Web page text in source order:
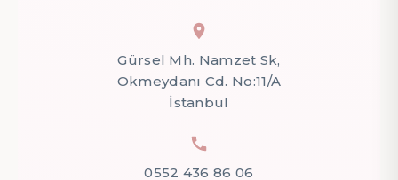
Gürsel Mh. Namzet Sk,
Okmeydanı Cd. No:11/A
İstanbul
0552 436 86 06